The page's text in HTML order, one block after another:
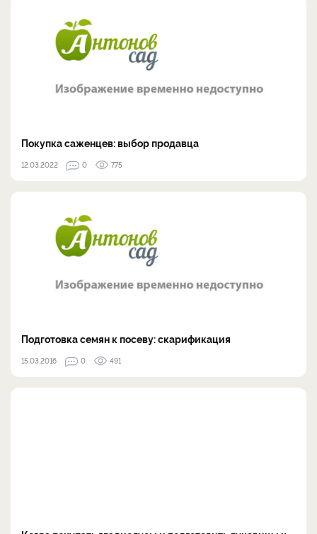
Покупка саженцев: выбор продавца
12.03.2022 0 775
Подготовка семян к посеву: скарификация
15.03.2016 0 491